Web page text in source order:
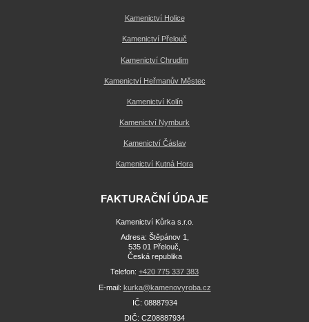
Kamenictví Holice
Kamenictví Přelouč
Kamenictví Chrudim
Kamenictví Heřmanův Městec
Kamenictví Kolín
Kamenictví Nymburk
Kamenictví Čáslav
Kamenictví Kutná Hora
FAKTURAČNÍ ÚDAJE
Kamenictví Kůrka s.r.o.
Adresa: Štěpánov 1,
535 01 Přelouč,
Česká republika
Telefon: +420 775 337 383
E-mail: kurka@kamenovyroba.cz
IČ: 08887934
DIČ: CZ08887934